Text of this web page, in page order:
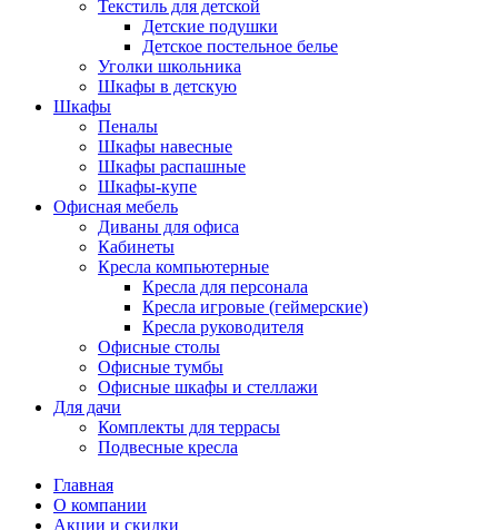
Текстиль для детской
Детские подушки
Детское постельное белье
Уголки школьника
Шкафы в детскую
Шкафы
Пеналы
Шкафы навесные
Шкафы распашные
Шкафы-купе
Офисная мебель
Диваны для офиса
Кабинеты
Кресла компьютерные
Кресла для персонала
Кресла игровые (геймерские)
Кресла руководителя
Офисные столы
Офисные тумбы
Офисные шкафы и стеллажи
Для дачи
Комплекты для террасы
Подвесные кресла
Главная
О компании
Акции и скидки